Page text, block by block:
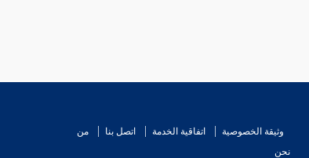
وثيقة الخصوصية اتفاقية الخدمة اتصل بنا
من
نحن